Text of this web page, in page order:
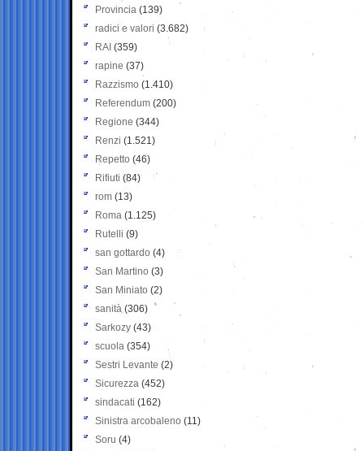
Provincia (139)
radici e valori (3.682)
RAI (359)
rapine (37)
Razzismo (1.410)
Referendum (200)
Regione (344)
Renzi (1.521)
Repetto (46)
Rifiuti (84)
rom (13)
Roma (1.125)
Rutelli (9)
san gottardo (4)
San Martino (3)
San Miniato (2)
sanità (306)
Sarkozy (43)
scuola (354)
Sestri Levante (2)
Sicurezza (452)
sindacati (162)
Sinistra arcobaleno (11)
Soru (4)